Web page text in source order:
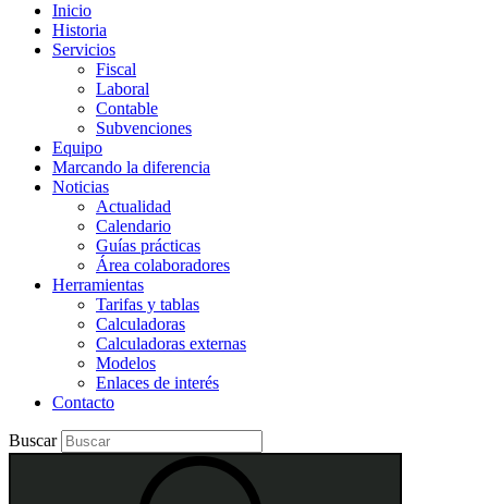
Inicio
Historia
Servicios
Fiscal
Laboral
Contable
Subvenciones
Equipo
Marcando la diferencia
Noticias
Actualidad
Calendario
Guías prácticas
Área colaboradores
Herramientas
Tarifas y tablas
Calculadoras
Calculadoras externas
Modelos
Enlaces de interés
Contacto
Buscar